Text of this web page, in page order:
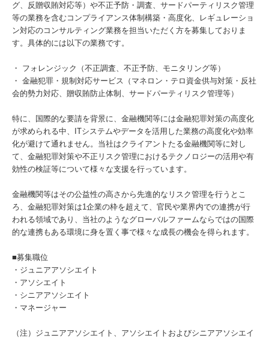
グ、反贈収賄対応等）や不正予防・調査、サードパーティリスク管理
等の業務を含むコンプライアンス体制構築・高度化、レギュレーショ
ン対応のコンサルティング業務を担当いただく方を募集しておりま
す。具体的には以下の業務です。
・ フォレンジック（不正調査、不正予防、モニタリング等）
・ 金融犯罪・規制対応サービス（マネロン・テロ資金供与対策・反社
会的勢力対応、贈収賄防止体制、サードパーティリスク管理等）
特に、国際的な要請を背景に、金融機関等には金融犯罪対策の高度化
が求められる中、ITシステムやデータを活用した業務の高度化や効率
化が避けて通れません。当社はクライアントたる金融機関等に対し
て、金融犯罪対策や不正リスク管理におけるテクノロジーの活用や有
効性の検証等について様々な支援を行っています。
金融機関等はその公益性の高さから先進的なリスク管理を行うとこ
ろ、金融犯罪対策は1企業の枠を超えて、官民や業界内での連携が行
われる領域であり、当社のようなグローバルファームならではの国際
的な連携もある環境に身を置く事で様々な成長の機会を得られます。
■募集職位
・ジュニアアソシエイト
・アソシエイト
・シニアアソシエイト
・マネージャー
（注）ジュニアアソシエイト、アソシエイトおよびシニアアソシエイ